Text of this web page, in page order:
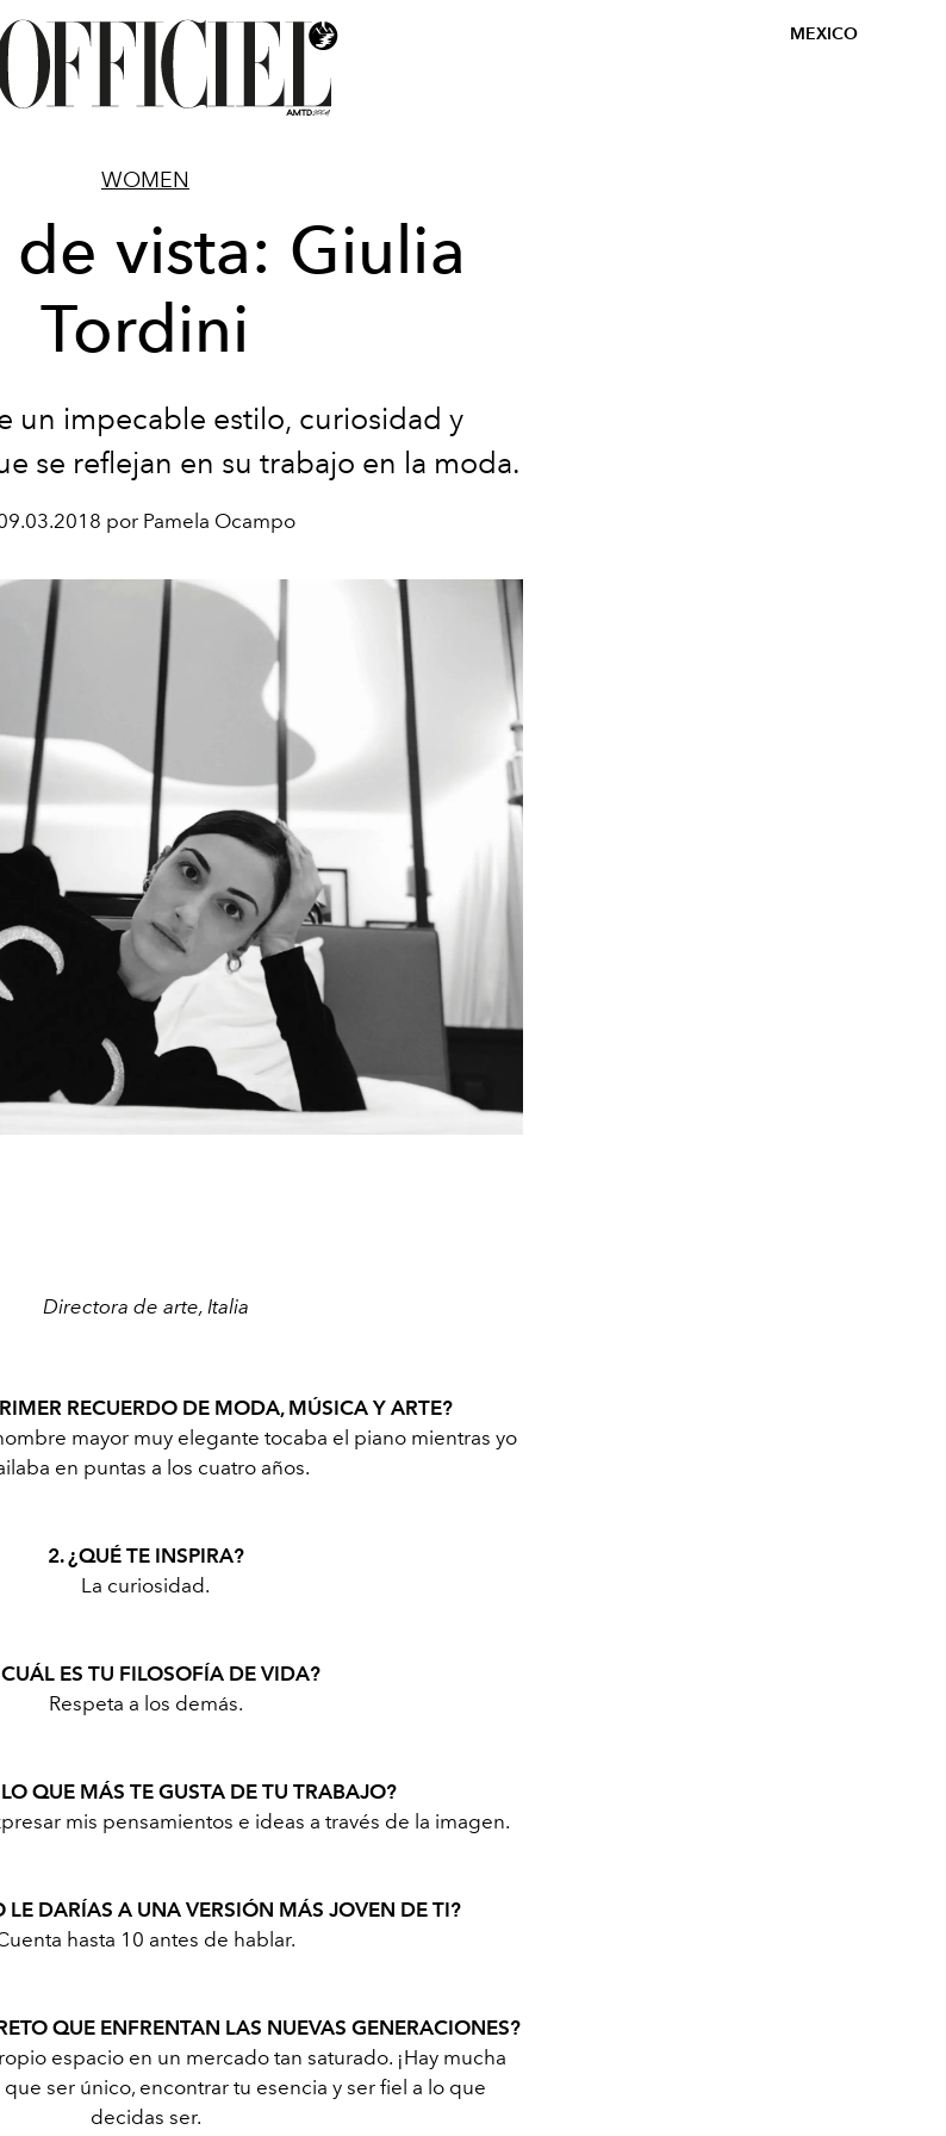
MEXICO
WOMEN
de vista: Giulia
Tordini
un impecable estilo, curiosidad y
se reflejan en su trabajo en la moda.
por Pamela Ocampo
Directora de arte, Italia
RECUERDO DE MODA, MÚSICA Y ARTE?
mayor muy elegante tocaba el piano mientras yo
en puntas a los cuatro años.
2. ¿QUÉ TE INSPIRA?
La curiosidad.
ES TU FILOSOFÍA DE VIDA?
Respeta a los demás.
QUE MÁS TE GUSTA DE TU TRABAJO?
mis pensamientos e ideas a través de la imagen.
LE DARÍAS A UNA VERSIÓN MÁS JOVEN DE TI?
hasta 10 antes de hablar.
QUE ENFRENTAN LAS NUEVAS GENERACIONES?
espacio en un mercado tan saturado. ¡Hay mucha
ser único, encontrar tu esencia y ser fiel a lo que
decidas ser.